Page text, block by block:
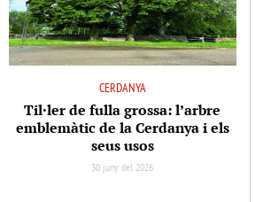
CERDANYA
Til·ler de fulla grossa: l’arbre
emblemàtic de la Cerdanya i els
seus usos
30 juny del 2026